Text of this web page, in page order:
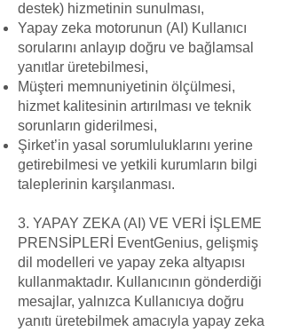
destek) hizmetinin sunulması,
Yapay zeka motorunun (AI) Kullanıcı
sorularını anlayıp doğru ve bağlamsal
yanıtlar üretebilmesi,
Müşteri memnuniyetinin ölçülmesi,
hizmet kalitesinin artırılması ve teknik
sorunların giderilmesi,
Şirket’in yasal sorumluluklarını yerine
getirebilmesi ve yetkili kurumların bilgi
taleplerinin karşılanması.
3. YAPAY ZEKA (AI) VE VERİ İŞLEME
PRENSİPLERİ EventGenius, gelişmiş
dil modelleri ve yapay zeka altyapısı
kullanmaktadır. Kullanıcının gönderdiği
mesajlar, yalnızca Kullanıcıya doğru
yanıtı üretebilmek amacıyla yapay zeka